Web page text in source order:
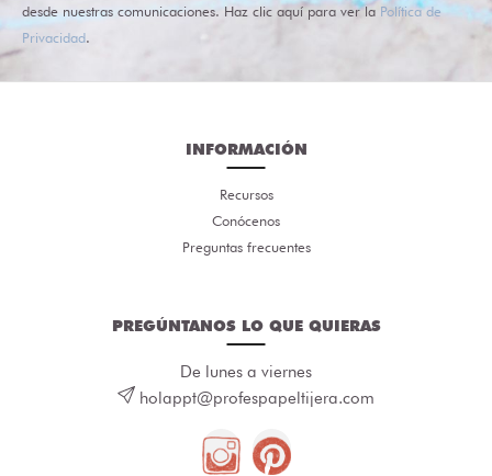
desde nuestras comunicaciones. Haz clic aquí para ver la Política de
Privacidad.
INFORMACIÓN
Recursos
Conócenos
Preguntas frecuentes
PREGÚNTANOS LO QUE QUIERAS
De lunes a viernes
holappt@profespapeltijera.com